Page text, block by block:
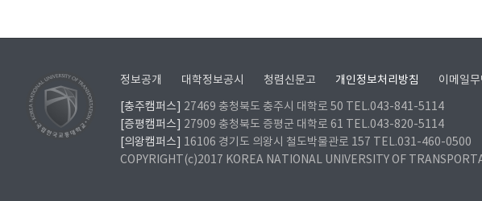
정보공개 대학정보공시 청렴신문고 개인정보처리방침 이메일
[충주캠퍼스]
27469 충청북도 충주시 대학로 50 TEL.043-841-5114
[증평캠퍼스]
27909 충청북도 증평군 대학로 61 TEL.043-820-5114
[의왕캠퍼스]
16106 경기도 의왕시 철도박물관로 157 TEL.031-460-0500
COPYRIGHT(c)2017 KOREA NATIONAL UNIVERSITY OF